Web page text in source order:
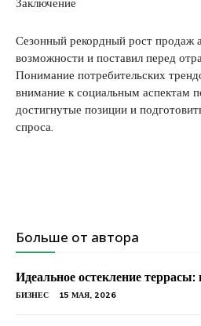
Сезонный рекордный рост продаж
возможности и поставил перед
Понимание потребительских
внимание к социальным аспектам
достигнутые позиции и
спроса.
Больше от автора
Идеальное остекление террасы:
БИЗНЕС 15 МАЯ, 2026